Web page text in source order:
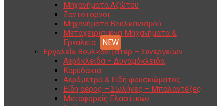
Μηχανήματα Αζώτου
Ζαντότορνοι
Μηχανήματα Βουλκανισμού
Μεταχειρισμένα Μηχανήματα &
Εργαλεία
Εργαλεία Βουλκανιζατέρ – Συνεργείων
Αερόκλειδα – Δυναμόκλειδα
Καρυδάκια
Αερόμετρα & Είδη φουσκώματος
Είδη αέρος – Σωλήνες – Μπαλαντέζες
Μεταφορείς Ελαστικών